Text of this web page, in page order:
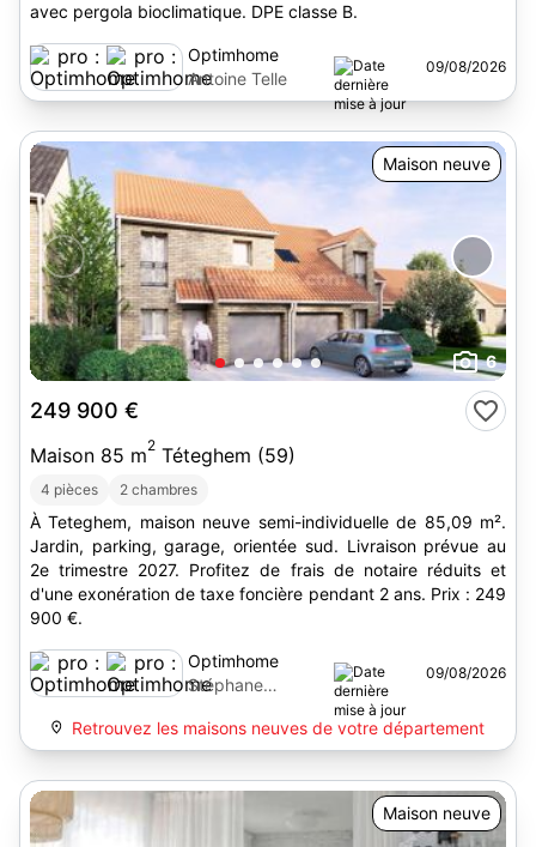
avec pergola bioclimatique. DPE classe B.
Optimhome
Antoine Telle
09/08/2026
Maison neuve
6
249 900 €
Maison 85 m2 Téteghem (59)
4 pièces 2 chambres
À Teteghem, maison neuve semi-individuelle de 85,09 m².
Jardin, parking, garage, orientée sud. Livraison prévue au
2e trimestre 2027. Profitez de frais de notaire réduits et
d'une exonération de taxe foncière pendant 2 ans. Prix : 249
900 €.
Optimhome
Stéphane
09/08/2026
Retrouvez les maisons neuves de votre département
Maison neuve